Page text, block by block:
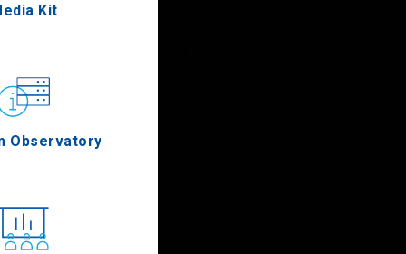
Kit
Observatory